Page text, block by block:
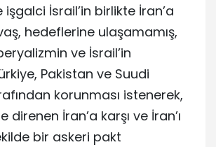
İsrail’in birlikte İran’a
hedeflerine ulaşamamış,
ve İsrail’in
Pakistan ve Suudi
korunması istenerek,
İran’a karşı ve İran’ı
bir askeri pakt